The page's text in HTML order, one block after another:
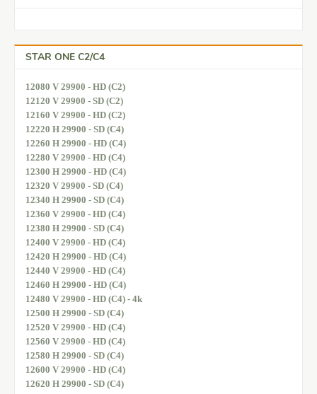
STAR ONE C2/C4
12080 V 29900 - HD (C2)
12120 V 29900 - SD (C2)
12160 V 29900 - HD (C2)
12220 H 29900 - SD (C4)
12260 H 29900 - HD (C4)
12280 V 29900 - HD (C4)
12300 H 29900 - HD (C4)
12320 V 29900 - SD (C4)
12340 H 29900 - SD (C4)
12360 V 29900 - HD (C4)
12380 H 29900 - SD (C4)
12400 V 29900 - HD (C4)
12420 H 29900 - HD (C4)
12440 V 29900 - HD (C4)
12460 H 29900 - HD (C4)
12480 V 29900 - HD (C4) - 4k
12500 H 29900 - SD (C4)
12520 V 29900 - HD (C4)
12560 V 29900 - HD (C4)
12580 H 29900 - SD (C4)
12600 V 29900 - HD (C4)
12620 H 29900 - SD (C4)